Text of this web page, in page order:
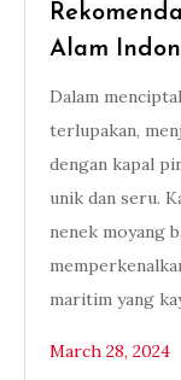
Alam
Dalam
terlupakan,
dengan kapal
unik dan seru.
nenek moyang
maritim yang
March 28, 2024